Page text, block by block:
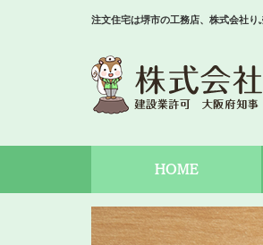
注文住宅は堺市の工務店、株式会社り
HOME